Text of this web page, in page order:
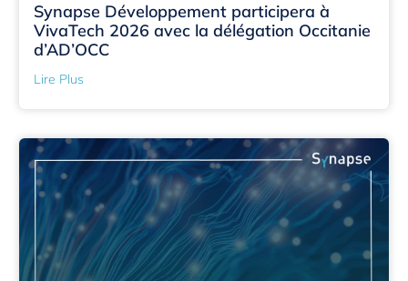
Synapse Développement participera à
VivaTech 2026 avec la délégation Occitanie
d’AD’OCC
Lire Plus